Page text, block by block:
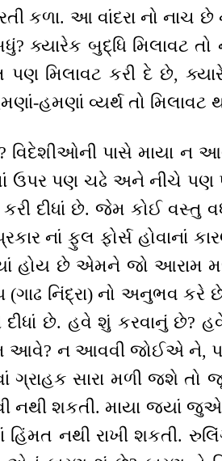
કળા. આ વાંદરા નો નાચ
ક્યારેક બુદ્ધિ મિલાવટ
પણ મિલાવટ કરી દે છે,
હમણાં વ્યર્થ તો મિલાવટ
વિદેશીઓની પાસે માયા ન
પણ ચઢે અને નીચે પણ
દીધાં છે. જેમ કોઈ વસ્તુ
નાં ફુલ ફોર્સ હોવાનાં
હોય છે એમને જો આરામ
(ગાઢ નિંદ્રા) નો અનુભવ
છે. હવે શું કરવાનું છે?
આવે? ન આવવી જોઈએ ને,
ગ્રાહક સારા મળી જશે તો
નથી શકતી. માયા જ્યાં
હિંમત નથી રાખી શકતી.